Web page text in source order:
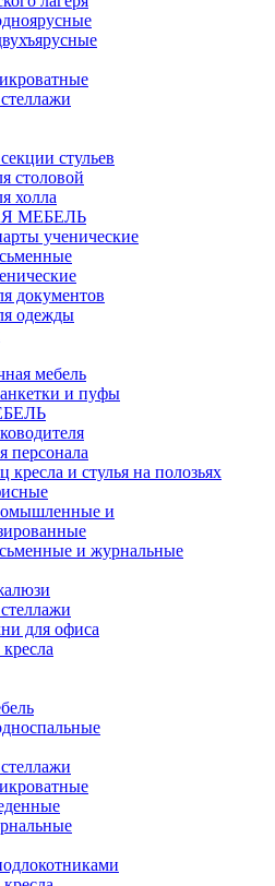
стульев
столовой
холла
МЕБЕЛЬ
ученические
документов
одежды
мебель
и пуфы
персонала
кресла и стулья на полозьях
и
и журнальные
для офиса